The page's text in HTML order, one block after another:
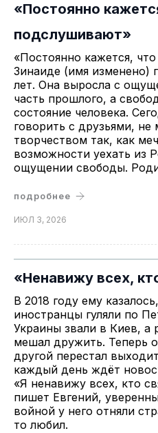
«Постоянно
подслушивают»
«Постоянно кажется,
Зинаиде (имя изменено)
лет. Она выросла с
часть прошлого, а
состояние человека.
говорить с друзьями, не
творчеством так, как
возможности уехать из
ощущении свободы.
подробнее
ИЮЛ 3, 2026
«Ненавижу всех,
В 2018 году ему
иностранцы гуляли по
Украины звали в Киев, а
мешал дружить. Теперь
другой перестал
каждый день ждёт
«Я ненавижу всех, кто
пишет Евгений,
войной у него отняли
то любил.